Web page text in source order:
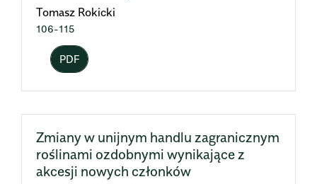
Tomasz Rokicki
106-115
PDF
Zmiany w unijnym handlu zagranicznym
roślinami ozdobnymi wynikające z
akcesji nowych członków